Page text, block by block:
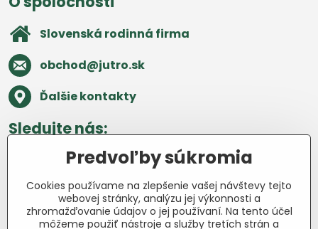
Slovenská rodinná firma
obchod​@jutro​.sk
Ďalšie kontakty
Sledujte nás:
Facebook Pinterest Instagram Blog
Všetko o nákupe
Predvoľby súkromia
Cookies používame na zlepšenie vašej návštevy tejto
webovej stránky, analýzu jej výkonnosti a
zhromažďovanie údajov o jej používaní. Na tento účel
môžeme použiť nástroje a služby tretích strán a